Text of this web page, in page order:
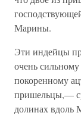
Марины.
Эти индейцы
очень
покоренному
пришельцы,—
долинах вдоль